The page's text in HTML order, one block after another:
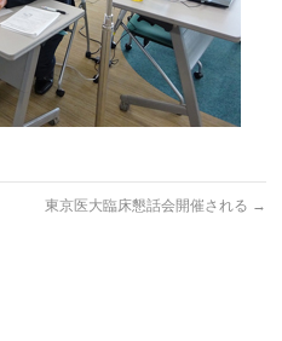
東京医大臨床懇話会開催される →